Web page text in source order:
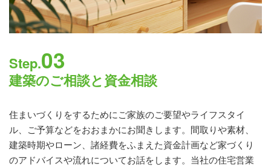
Step.03
建築のご相談と資金相談
住まいづくりをするためにご家族のご要望やライフスタイ
ル、ご予算などをおおまかにお聞きします。間取りや素材、
建築時期やローン、諸経費をふまえた資金計画など家づくり
のアドバイスや流れについてお話をします。当社の住宅営業